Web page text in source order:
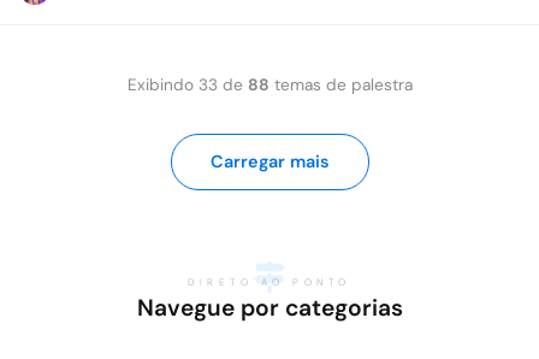
Exibindo 33 de 88 temas de palestra
Carregar mais
DIRETO AO PONTO
Navegue por categorias